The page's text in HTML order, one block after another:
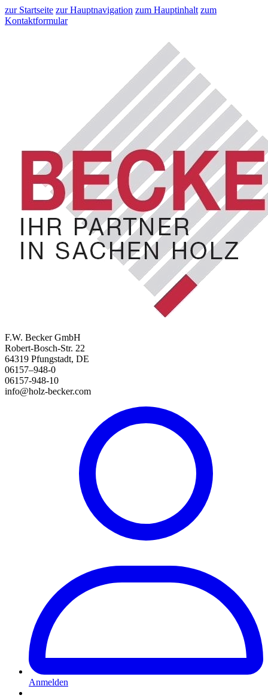
zur Startseite zur Hauptnavigation zum Hauptinhalt zum
Kontaktformular
F.W. Becker GmbH
Robert-Bosch-Str. 22
64319 Pfungstadt, DE
06157–948-0
06157-948-10
info@holz-becker.com
Anmelden